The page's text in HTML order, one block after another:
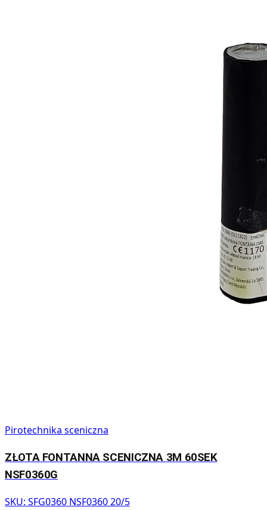
Pirotechnika sceniczna
ZŁOTA FONTANNA SCENICZNA 3M 60SEK
NSF0360G
SKU: SFG0360 NSF0360 20/5